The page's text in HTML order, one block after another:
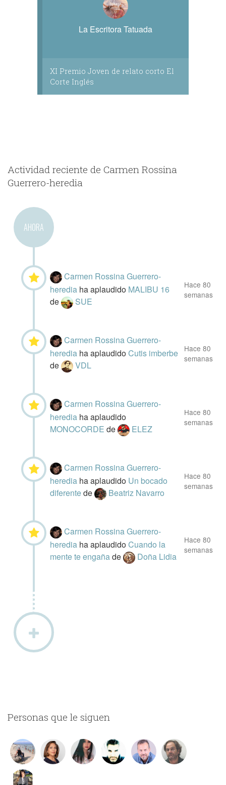
La Escritora Tatuada
XI Premio Joven de relato corto El
Corte Inglés
Actividad reciente de Carmen Rossina
Guerrero-heredia
AHORA
Carmen Rossina Guerrero-
heredia ha aplaudido MALIBU 16
de
SUE
Hace 80
semanas
Carmen Rossina Guerrero-
heredia ha aplaudidoCutis imberbe
de
VDL
Hace 80
semanas
Carmen Rossina Guerrero-
heredia ha aplaudido
MONOCORDEde ELEZ
Hace 80
semanas
Carmen Rossina Guerrero-
heredia ha aplaudido Un bocado
diferentede Beatriz Navarro
Hace 80
semanas
Carmen Rossina Guerrero-
heredia ha aplaudidoCuando la
mente te engañade Doña Lidia
Hace 80
semanas
Personas que le siguen